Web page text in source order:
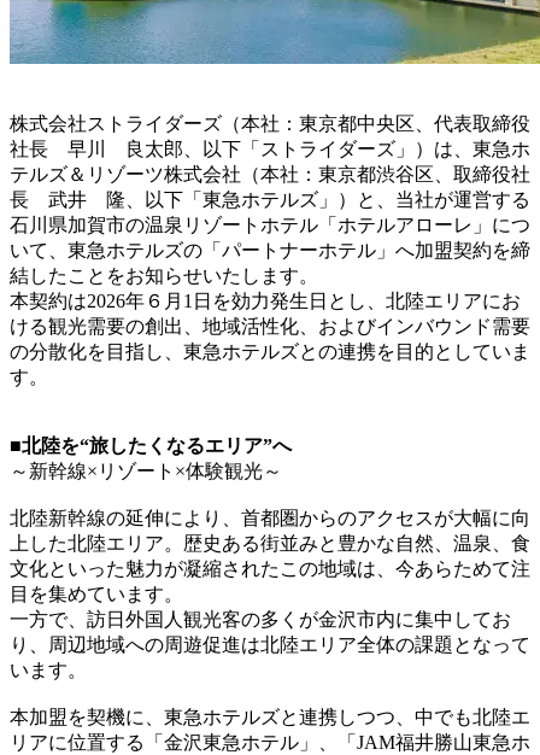
株式会社ストライダーズ（本社：東京都中央区、代表取締役
社長 早川 良太郎、以下「ストライダーズ」）は、東急ホ
テルズ＆リゾーツ株式会社（本社：東京都渋谷区、取締役社
長 武井 隆、以下「東急ホテルズ」）と、当社が運営する
石川県加賀市の温泉リゾートホテル「ホテルアローレ」につ
いて、東急ホテルズの「パートナーホテル」へ加盟契約を締
結したことをお知らせいたします。
本契約は2026年６月1日を効力発生日とし、北陸エリアにお
ける観光需要の創出、地域活性化、およびインバウンド需要
の分散化を目指し、東急ホテルズとの連携を目的としていま
す。
■北陸を“旅したくなるエリア”へ
～新幹線×リゾート×体験観光～
北陸新幹線の延伸により、首都圏からのアクセスが大幅に向
上した北陸エリア。歴史ある街並みと豊かな自然、温泉、食
文化といった魅力が凝縮されたこの地域は、今あらためて注
目を集めています。
一方で、訪日外国人観光客の多くが金沢市内に集中してお
り、周辺地域への周遊促進は北陸エリア全体の課題となって
います。
本加盟を契機に、東急ホテルズと連携しつつ、中でも北陸エ
リアに位置する「金沢東急ホテル」、「JAM福井勝山東急ホ